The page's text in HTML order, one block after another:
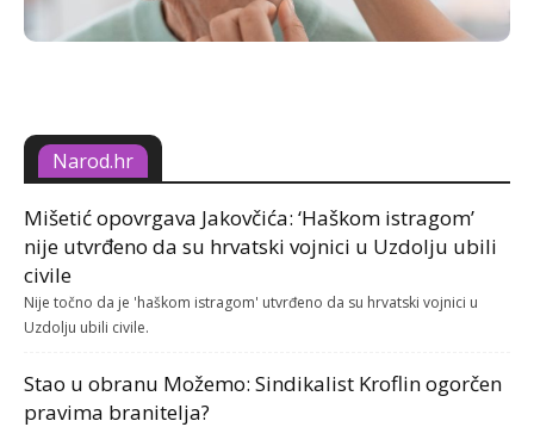
Narod.hr
Mišetić opovrgava Jakovčića: ‘Haškom istragom’
nije utvrđeno da su hrvatski vojnici u Uzdolju ubili
civile
Nije točno da je 'haškom istragom' utvrđeno da su hrvatski vojnici u
Uzdolju ubili civile.
Stao u obranu Možemo: Sindikalist Kroflin ogorčen
pravima branitelja?